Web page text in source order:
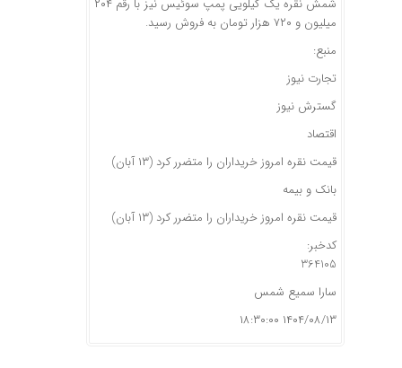
شمش نقره یک کیلویی پمپ سوئیس نیز با رقم ۲۰۴
میلیون و ۷۲۰ هزار تومان به فروش رسید.
منبع:
تجارت نیوز
گسترش نیوز
اقتصاد
قیمت نقره امروز خریداران را متضرر کرد (۱۳ آبان)
بانک و بیمه
قیمت نقره امروز خریداران را متضرر کرد (۱۳ آبان)
کدخبر:
364105
سارا سمیع شمس
۱۴۰۴/۰۸/۱۳ ۱۸:۳۰:۰۰